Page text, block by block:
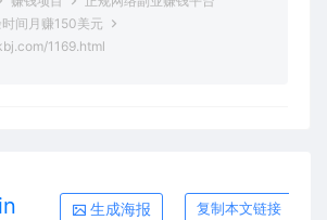
间月赚150美元
1169.html
生成海报 复制本文链接